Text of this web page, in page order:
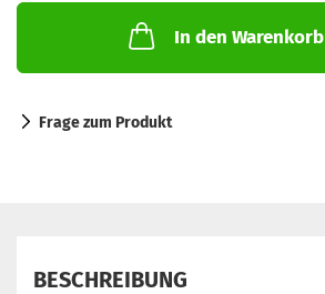
In den Warenkorb
Frage zum Produkt
BESCHREIBUNG